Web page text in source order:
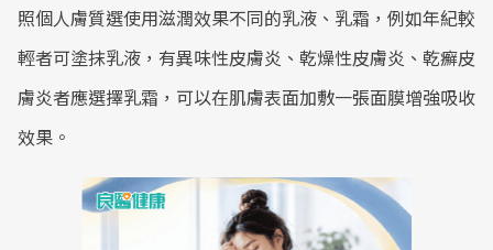
照個人膚質選使用滋潤效果不同的乳液、乳霜，例如年紀較
輕者可塗抹乳液，有異味性皮膚炎、乾燥性皮膚炎、乾癬皮
膚炎者應選擇乳霜，可以在肌膚表面加敷一張面膜增強吸收
效果。